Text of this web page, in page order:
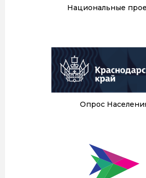
Национальные
Опрос